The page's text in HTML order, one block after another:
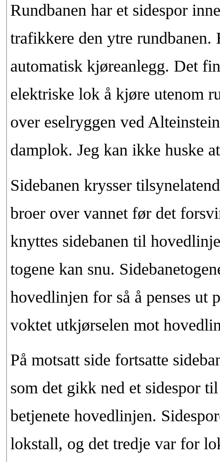
Rundbanen har et sidespor
trafikkere den ytre rundbanen.
automatisk kjøreanlegg. Det
elektriske lok å kjøre utenom
over eselryggen ved
damplok. Jeg kan ikke huske
Sidebanen krysser
broer over vannet før det
knyttes sidebanen til
togene kan snu.
hovedlinjen for så å penses ut
voktet utkjørselen mot
På motsatt side fortsatte
som det gikk ned et sidespor
betjenete hovedlinjen.
lokstall, og det tredje var for